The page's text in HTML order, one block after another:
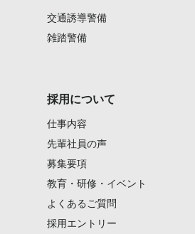
交通誘導警備
雑踏警備
採用について
仕事内容
先輩社員の声
募集要項
教育・研修・イベント
よくあるご質問
採用エントリー